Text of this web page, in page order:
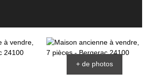
+ de photos